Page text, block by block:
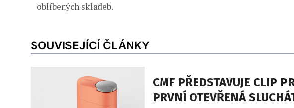
oblíbených skladeb.
SOUVISEJÍCÍ ČLÁNKY
CMF PŘEDSTAVUJE CLIP
PRVNÍ OTEVŘENÁ